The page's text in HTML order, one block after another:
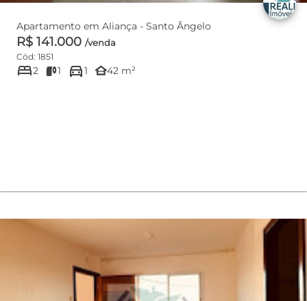
Apartamento em Aliança - Santo Ângelo
R$ 141.000 /venda
Cód: 1851
bed2 1 directions_car1 other_houses42 m²